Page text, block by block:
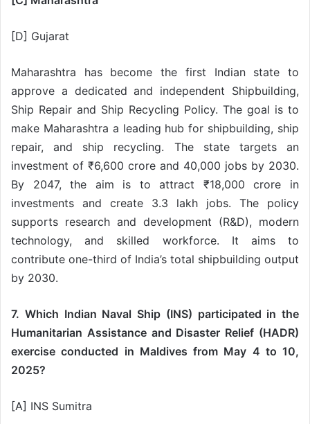
[D] Gujarat
Maharashtra has become the first Indian state to
approve a dedicated and independent Shipbuilding,
Ship Repair and Ship Recycling Policy. The goal is to
make Maharashtra a leading hub for shipbuilding, ship
repair, and ship recycling. The state targets an
investment of ₹6,600 crore and 40,000 jobs by 2030.
By 2047, the aim is to attract ₹18,000 crore in
investments and create 3.3 lakh jobs. The policy
supports research and development (R&D), modern
technology, and skilled workforce. It aims to
contribute one-third of India’s total shipbuilding output
by 2030.
7. Which Indian Naval Ship (INS) participated in the
Humanitarian Assistance and Disaster Relief (HADR)
exercise conducted in Maldives from May 4 to 10,
2025?
[A] INS Sumitra